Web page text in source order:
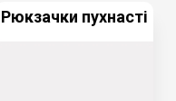
Рюкзачки пухнасті